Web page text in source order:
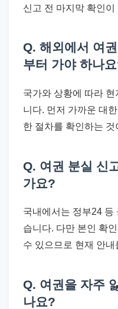
신고 전 마지막 확인이
Q. 해외에서 여
부터 가야 하나
국가와 상황에 따라
니다. 먼저 가까운 대
한 절차를 확인하는 것
Q. 여권 분실 신
가요?
국내에서는 정부24 등
습니다. 다만 본인 확
수 있으므로 현재 안내
Q. 여권을 자주
나요?